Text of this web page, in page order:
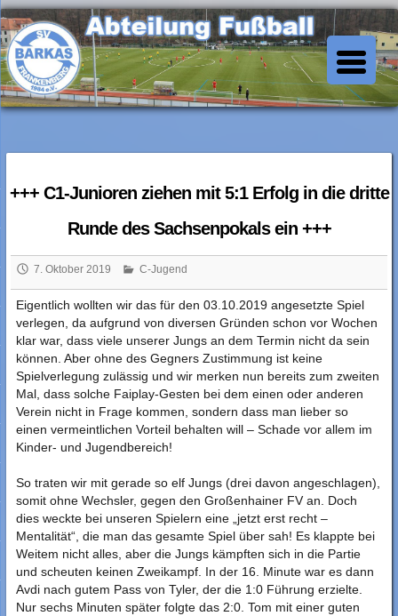
Skip
to
content
SV Barkas Abt. Fussball
+++ C1-Junioren ziehen mit 5:1 Erfolg in die dritte
Runde des Sachsenpokals ein +++
7. Oktober 2019 C-Jugend
Eigentlich wollten wir das für den 03.10.2019 angesetzte Spiel
verlegen, da aufgrund von diversen Gründen schon vor Wochen
klar war, dass viele unserer Jungs an dem Termin nicht da sein
können. Aber ohne des Gegners Zustimmung ist keine
Spielverlegung zulässig und wir merken nun bereits zum zweiten
Mal, dass solche Faiplay-Gesten bei dem einen oder anderen
Verein nicht in Frage kommen, sondern dass man lieber so
einen vermeintlichen Vorteil behalten will – Schade vor allem im
Kinder- und Jugendbereich!
So traten wir mit gerade so elf Jungs (drei davon angeschlagen),
somit ohne Wechsler, gegen den Großenhainer FV an. Doch
dies weckte bei unseren Spielern eine „jetzt erst recht –
Mentalität“, die man das gesamte Spiel über sah! Es klappte bei
Weitem nicht alles, aber die Jungs kämpften sich in die Partie
und scheuten keinen Zweikampf. In der 16. Minute war es dann
Avdi nach gutem Pass von Tyler, der die 1:0 Führung erzielte.
Nur sechs Minuten später folgte das 2:0. Tom mit einer guten